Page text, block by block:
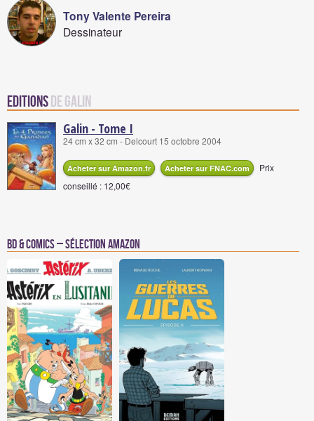
Tony Valente Pereira
Dessinateur
Editionsde Galin
Galin - Tome I
24 cm x 32 cm - Delcourt 15 octobre 2004
Acheter sur Amazon.fr Acheter sur FNAC.com
Prix
conseillé : 12,00€
BD & Comics – Sélection Amazon